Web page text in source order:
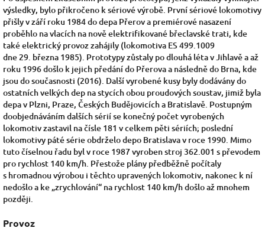
výsledky, bylo přikročeno k sériové výrobě. První sériové lokomotivy
přišly v září roku 1984 do depa Přerov a premiérové nasazení
proběhlo na vlacích na nově elektrifikované břeclavské trati, kde
také elektrický provoz zahájily (lokomotiva ES 499.1009
dne 29. března 1985). Prototypy zůstaly po dlouhá léta v Jihlavě a až
roku 1996 došlo k jejich předání do Přerova a následně do Brna, kde
jsou do současnosti (2016). Další vyrobené kusy byly dodávány do
ostatních velkých dep na stycích obou proudových soustav, jimiž byla
depa v Plzni, Praze, Českých Budějovicích a Bratislavě. Postupným
doobjednáváním dalších sérií se konečný počet vyrobených
lokomotiv zastavil na čísle 181 v celkem pěti sériích; poslední
lokomotivy páté série obdrželo depo Bratislava v roce 1990. Mimo
tuto číselnou řadu byl v roce 1987 vyroben stroj 362.001 s převodem
pro rychlost 140 km/h. Přestože plány předběžně počítaly
s hromadnou výrobou i těchto upravených lokomotiv, nakonec k ní
nedošlo a ke „zrychlování“ na rychlost 140 km/h došlo až mnohem
později.
Provoz